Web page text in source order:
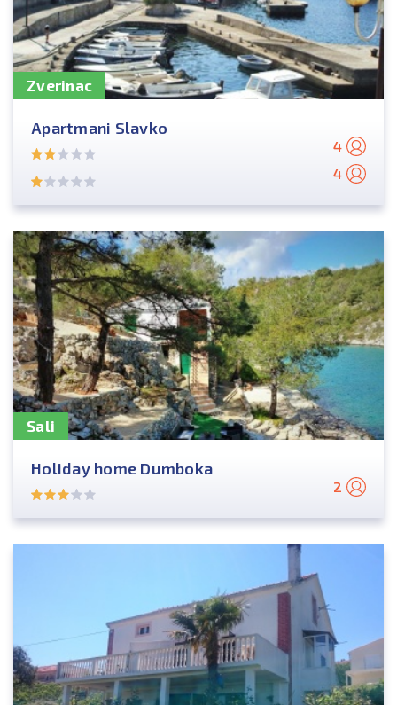
Zverinac
Apartmani Slavko
4
4
Sali
Holiday home Dumboka
2